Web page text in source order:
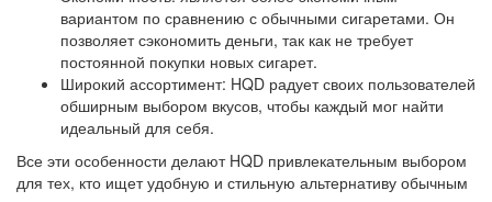
вариантом по сравнению с обычными сигаретами. Он
позволяет сэкономить деньги, так как не требует
постоянной покупки новых сигарет.
Широкий ассортимент: HQD радует своих пользователей
обширным выбором вкусов, чтобы каждый мог найти
идеальный для себя.
Все эти особенности делают HQD привлекательным выбором
для тех, кто ищет удобную и стильную альтернативу обычным